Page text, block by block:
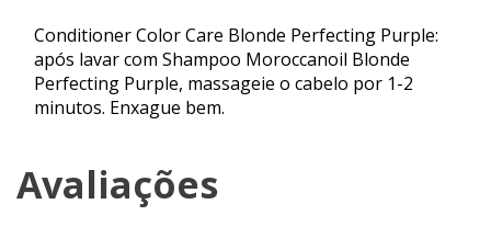
Conditioner Color Care Blonde Perfecting Purple:
após lavar com Shampoo Moroccanoil Blonde
Perfecting Purple, massageie o cabelo por 1-2
minutos. Enxague bem.
Avaliações